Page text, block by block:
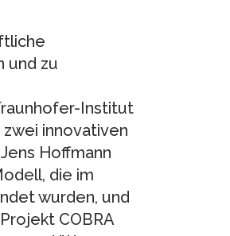
und zu
Institut
innovativen
Hoffmann
die im
wurden, und
COBRA